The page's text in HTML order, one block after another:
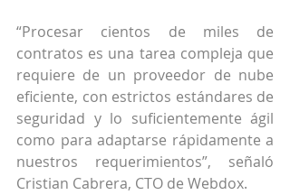
“Procesar cientos de miles de
contratos es una tarea compleja que
requiere de un proveedor de nube
eficiente, con estrictos estándares de
seguridad y lo suficientemente ágil
como para adaptarse rápidamente a
nuestros requerimientos”, señaló
Cristian Cabrera, CTO de Webdox.